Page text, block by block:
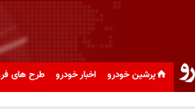
پرشین خودرو اخبار خودرو طرح های